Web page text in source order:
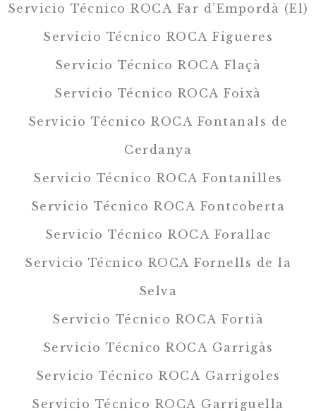
Servicio Técnico ROCA Far d’Empordà (El)
Servicio Técnico ROCA Figueres
Servicio Técnico ROCA Flaçà
Servicio Técnico ROCA Foixà
Servicio Técnico ROCA Fontanals de
Cerdanya
Servicio Técnico ROCA Fontanilles
Servicio Técnico ROCA Fontcoberta
Servicio Técnico ROCA Forallac
Servicio Técnico ROCA Fornells de la
Selva
Servicio Técnico ROCA Fortià
Servicio Técnico ROCA Garrigàs
Servicio Técnico ROCA Garrigoles
Servicio Técnico ROCA Garriguella